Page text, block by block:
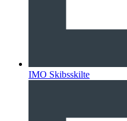
IMO Skibsskilte